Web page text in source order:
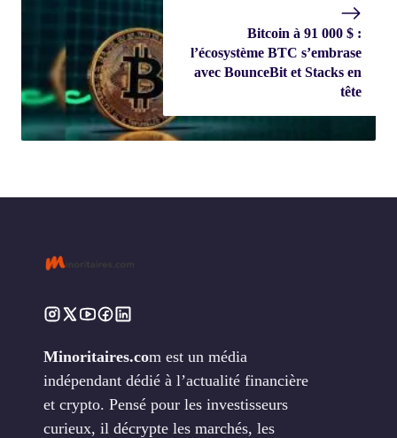
Bitcoin à 91 000 $ :
l’écosystème BTC s’embrase
avec BounceBit et Stacks en
tête
Minoritaires.com est un média
indépendant dédié à l’actualité financière
et crypto. Pensé pour les investisseurs
curieux, il décrypte les marchés, les